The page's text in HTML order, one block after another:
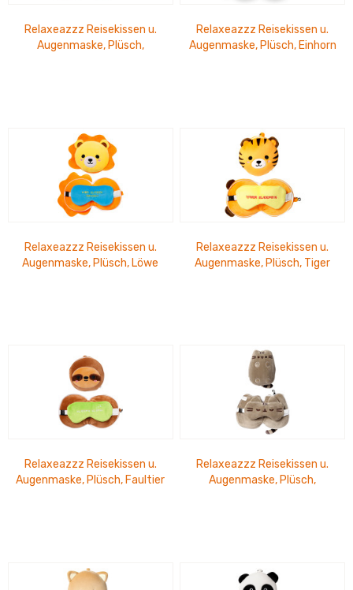
Relaxeazzz Reisekissen u.
Augenmaske, Plüsch,
Relaxeazzz Reisekissen u.
Augenmaske, Plüsch, Einhorn
Relaxeazzz Reisekissen u.
Augenmaske, Plüsch, Löwe
Relaxeazzz Reisekissen u.
Augenmaske, Plüsch, Tiger
Relaxeazzz Reisekissen u.
Augenmaske, Plüsch, Faultier
Relaxeazzz Reisekissen u.
Augenmaske, Plüsch,